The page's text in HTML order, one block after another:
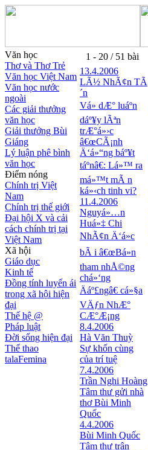
Văn học
Thơ và Thơ Trẻ
Văn học Việt Nam
Văn học nước
ngoài
Các giải thưởng
văn học
Giải thưởng Bùi
Giáng
Lý luận phê bình
văn học
Điểm nóng
Chính trị Việt
Nam
Chính trị thế giới
Đại hội X và cải
cách chính trị tại
Việt Nam
Xã hội
Giáo dục
Kinh tế
Đồng tính luyến ái
trong xã hội hiện
đại
Thế hệ @
Pháp luật
Đời sống hiện đại
Thể thao
talaFemina
1 - 20 / 51 bài
13.4.2006
LÃ½ NhÃ¢n TÃ
´n
Vá» dÆ° luáº­n
dáº¥y lÃªn
trÆ°á»›c
â€œCÃ¡nh
Ä‘á»“ng báº¥t
táº­nâ€: Lá»™ ra
má»™t mÃ n
ká»‹ch tinh vi?
11.4.2006
Nguyá»…n
Huá»‡ Chi
NhÃ¢n Ä‘á»c
bÃ i â€œBá»n
tham nhÅ©ng
chá»‘ng
Äáº£ngâ€ cá»§a
VÄƒn NhÆ°
CÆ°Æ¡ng
8.4.2006
Hà Văn Thuỳ
Sự khốn cùng
của trí tuệ
7.4.2006
Trần Nghi Hoàng
Tâm thư gửi nhà
thơ Bùi Minh
Quốc
4.4.2006
Bùi Minh Quốc
Tâm thư trân